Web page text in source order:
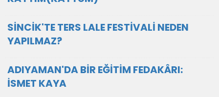
SİNCİK'TE TERS LALE FESTİVALİ NEDEN
YAPILMAZ?
ADIYAMAN'DA BİR EĞİTİM FEDAKÂRI:
İSMET KAYA